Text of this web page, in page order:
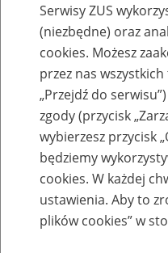
Szkolenia
Zaproś ZUS do
eZUS w siedzibie
Serwisy ZUS
(niezbędne) oraz
cookies. Możesz
przez nas
„Przejdź do
zgody (przycisk
wybierzesz przycisk
będziemy
cookies. W każdej
ustawienia. Aby to
plików cookies” w